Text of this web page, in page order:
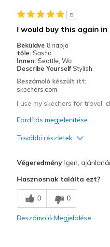
Need Break In
Legjobb használat
Casual Wear
Sizing
Feels true
View On Shoes
Shoes
5
I would buy this again
Beküldve 8 napja
tőle: Sasha
Innen: Seattle, Wa
Describe Yourself Stylish
Beszámoló készült itt:
skechers.com
I use my skechers for travel,
Fordítás megjelenítése
További részletek
Breathe Well
Comfortable
VégeredményIgen,
Hasznosnak találta ezt?
0 0
Beszámoló Megjelölése